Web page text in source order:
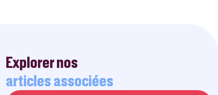
Explorer nos
articles associées